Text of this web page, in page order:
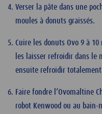
Verser la pâte dans une
moules à donuts graissés.
Cuire les donuts Ovo 9 à
les laisser refroidir dans le
ensuite refroidir
Faire fondre l’Ovomaltine
robot Kenwood ou au bain-